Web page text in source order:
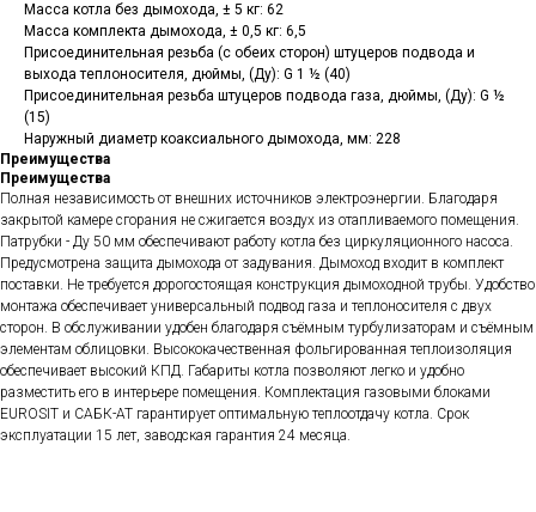
Масса котла без дымохода, ± 5 кг: 62
Масса комплекта дымохода, ± 0,5 кг: 6,5
Присоединительная резьба (с обеих сторон) штуцеров подвода и
выхода теплоносителя, дюймы, (Ду): G 1 ½ (40)
Присоединительная резьба штуцеров подвода газа, дюймы, (Ду): G ½
(15)
Наружный диаметр коаксиального дымохода, мм: 228
Преимущества
Преимущества
Полная независимость от внешних источников электроэнергии. Благодаря
закрытой камере сгорания не сжигается воздух из отапливаемого помещения.
Патрубки - Ду 50 мм обеспечивают работу котла без циркуляционного насоса.
Предусмотрена защита дымохода от задувания. Дымоход входит в комплект
поставки. Не требуется дорогостоящая конструкция дымоходной трубы. Удобство
монтажа обеспечивает универсальный подвод газа и теплоносителя с двух
сторон. В обслуживании удобен благодаря съёмным турбулизаторам и съёмным
элементам облицовки. Высококачественная фольгированная теплоизоляция
обеспечивает высокий КПД. Габариты котла позволяют легко и удобно
разместить его в интерьере помещения. Комплектация газовыми блоками
EUROSIT и САБК-АТ гарантирует оптимальную теплоотдачу котла. Срок
эксплуатации 15 лет, заводская гарантия 24 месяца.